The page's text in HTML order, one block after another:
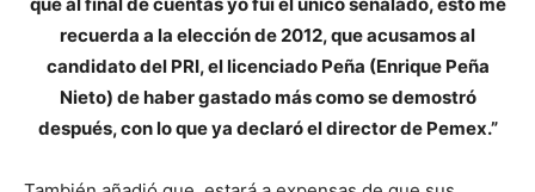
recuerda a la elección de 2012, que acusamos al
candidato del PRI, el licenciado Peña (Enrique Peña
Nieto) de haber gastado más como se demostró
después, con lo que ya declaró el director de Pemex.”